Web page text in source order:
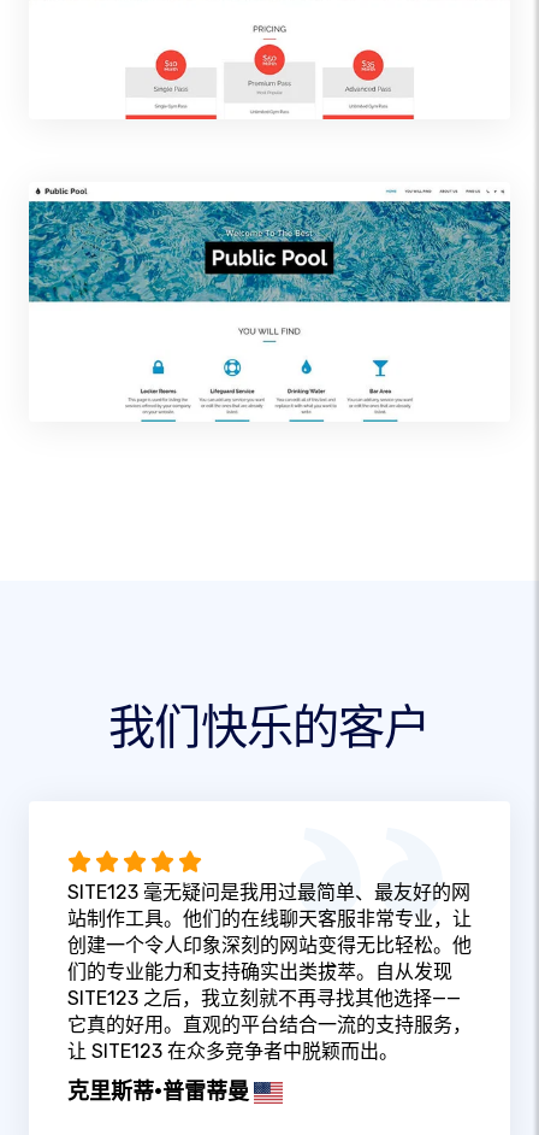
我们快乐的客户
SITE123 毫无疑问是我用过最简单、最友好的网
站制作工具。他们的在线聊天客服非常专业，让
创建一个令人印象深刻的网站变得无比轻松。他
们的专业能力和支持确实出类拔萃。自从发现
SITE123 之后，我立刻就不再寻找其他选择——
它真的好用。直观的平台结合一流的支持服务，
让 SITE123 在众多竞争者中脱颖而出。
克里斯蒂·普雷蒂曼